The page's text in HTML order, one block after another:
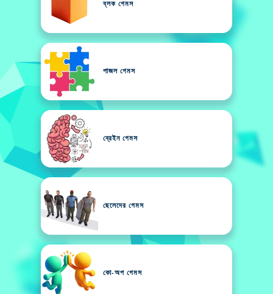
ব্লক গেমস
পাজল গেমস
ব্রেইন গেমস
ছেলেদের গেমস
কো-অপ গেমস